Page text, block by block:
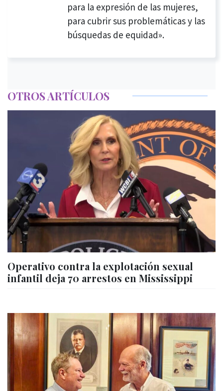
para la expresión de las mujeres,
para cubrir sus problemáticas y las
búsquedas de equidad».
OTROS ARTÍCULOS
Operativo contra la explotación sexual
infantil deja 70 arrestos en Mississippi